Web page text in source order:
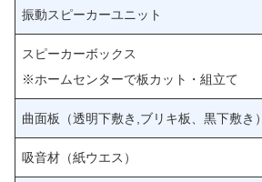
振動スピーカーユニット
スピーカーボックス
※ホームセンターで板カット・組立て
曲面板（透明下敷き,ブリキ板、黒下敷き）
吸音材（紙ウエス）